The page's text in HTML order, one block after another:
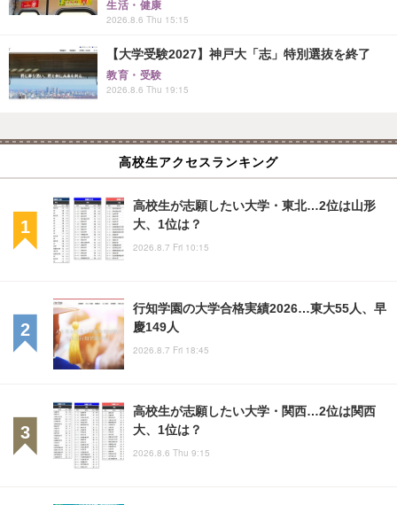
生活・健康
2026.8.6 Thu 15:15
【大学受験2027】神戸大「志」特別選抜を終了
教育・受験
2026.8.6 Thu 19:15
高校生アクセスランキング
高校生が志願したい大学・東北…2位は山形
大、1位は？
2026.8.7 Fri 10:15
行知学園の大学合格実績2026…東大55人、早
慶149人
2026.8.7 Fri 18:45
高校生が志願したい大学・関西…2位は関西
大、1位は？
2026.8.6 Thu 9:15